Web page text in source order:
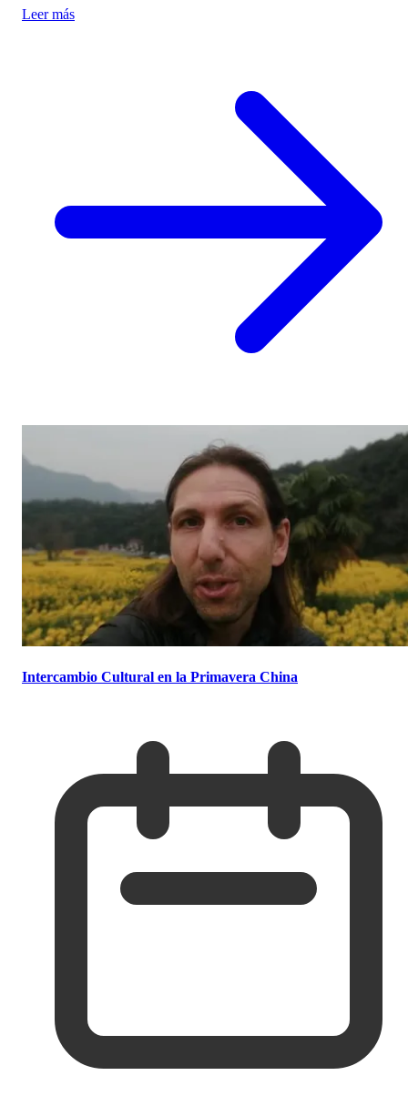
Leer más
Intercambio Cultural en la Primavera China